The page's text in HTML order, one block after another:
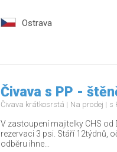
Ostrava
Čivava s PP -
Čivava krátkosrstá Na prodej s
V zastoupení majitelky CHS od
rezervaci 3 psi. Stáří 12týdnů,
odběru ihne...